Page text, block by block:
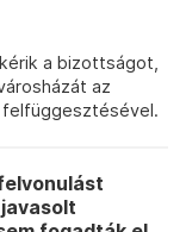
a bizottságot,
az
felfüggesztésével.
javasolt